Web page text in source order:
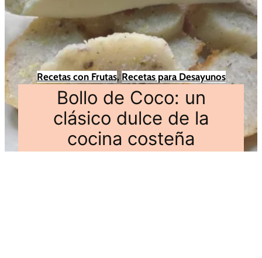
Recetas con Frutas, Recetas para Desayunos
Bollo de Coco: un
clásico dulce de la
cocina costeña